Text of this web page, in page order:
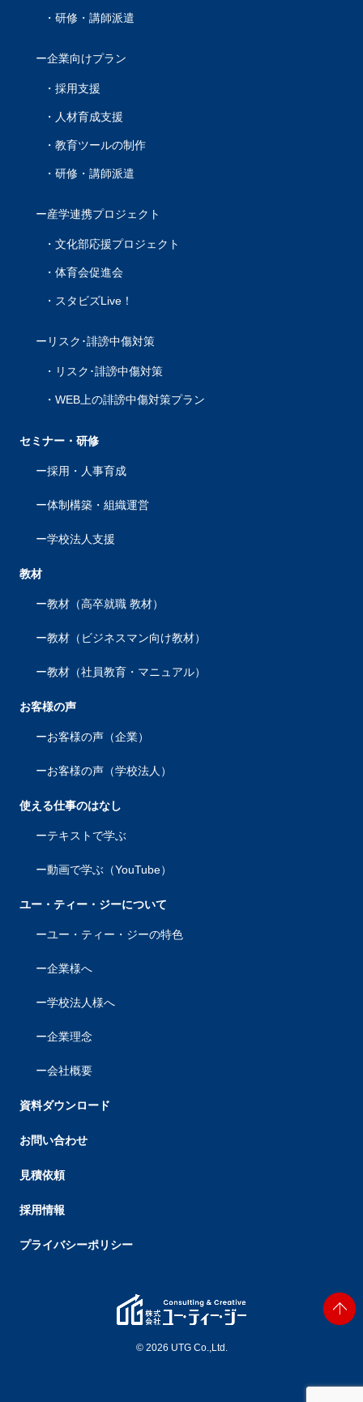
研修・講師派遣
企業向けプラン
採用支援
人材育成支援
教育ツールの制作
研修・講師派遣
産学連携プロジェクト
文化部応援プロジェクト
体育会促進会
スタビズLive！
リスク･誹謗中傷対策
リスク･誹謗中傷対策
WEB上の誹謗中傷対策プラン
セミナー・研修
採用・人事育成
体制構築・組織運営
学校法人支援
教材
教材（高卒就職 教材）
教材（ビジネスマン向け教材）
教材（社員教育・マニュアル）
お客様の声
お客様の声（企業）
お客様の声（学校法人）
使える仕事のはなし
テキストで学ぶ
動画で学ぶ（YouTube）
ユー・ティー・ジーについて
ユー・ティー・ジーの特色
企業様へ
学校法人様へ
企業理念
会社概要
資料ダウンロード
お問い合わせ
見積依頼
採用情報
プライバシーポリシー
© 2026 UTG Co.,Ltd.